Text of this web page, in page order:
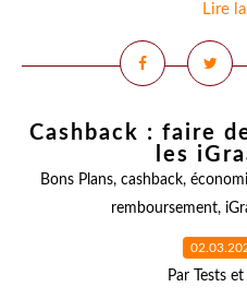
Lire
Cashback : faire
les
Bons Plans, cashback,
remboursement,
Par Tests